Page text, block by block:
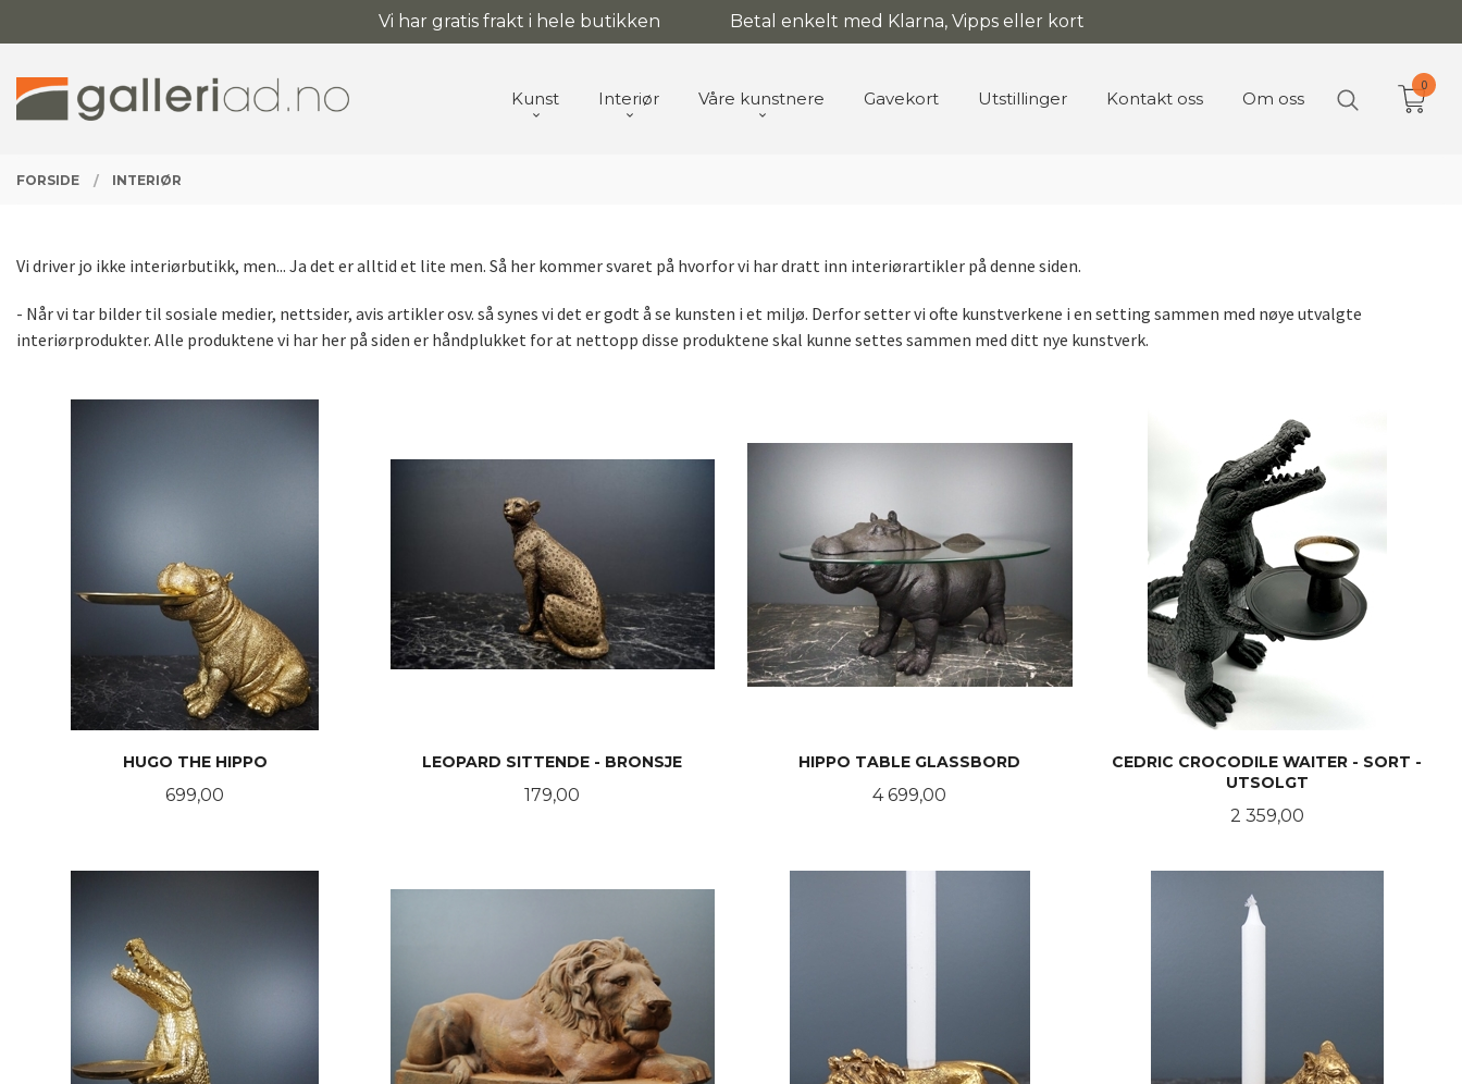
til
Vi har gratis frakt i hele butikken Betal enkelt med Klarna, Vipps eller kort
PRODUKTER
Kunst Interiør Våre kunstnere Gavekort Utstillinger Kontakt oss Om oss
0
FORSIDE INTERIØR
Vi driver jo ikke interiørbutikk, men... Ja det er alltid et lite men. Så her kommer svaret på hvorfor vi har dratt inn interiørartikler på denne siden.
- Når vi tar bilder til sosiale medier, nettsider, avis artikler osv. så synes vi det er godt å se kunsten i et miljø. Derfor setter vi ofte kunstverkene i en setting sammen med nøye utvalgte
interiørprodukter. Alle produktene vi har her på siden er håndplukket for at nettopp disse produktene skal kunne settes sammen med ditt nye kunstverk.
HUGO THE HIPPO
Pris
699,00
KJØP
LEOPARD SITTENDE - BRONSJE
Pris
179,00
HIPPO TABLE GLASSBORD
Pris
4 699,00
KJØP
CEDRIC CROCODILE WAITER - SORT -
UTSOLGT
Pris
2 359,00
LES MER